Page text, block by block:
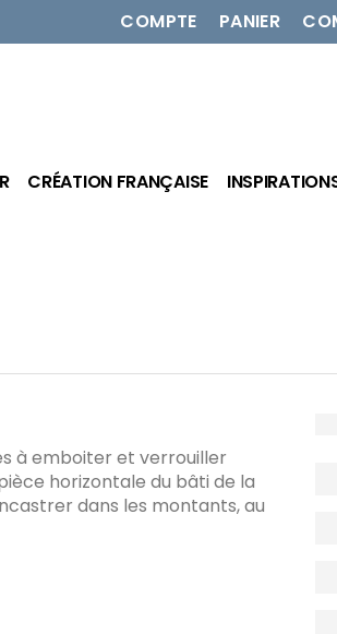
COMPTE PANIER
CRÉATION FRANÇAISE
à emboiter et verrouiller
horizontale du bâti de la
dans les montants, au